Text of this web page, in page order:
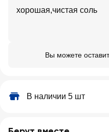
хорошая,чистая соль
Вы можете
В наличии 5 шт